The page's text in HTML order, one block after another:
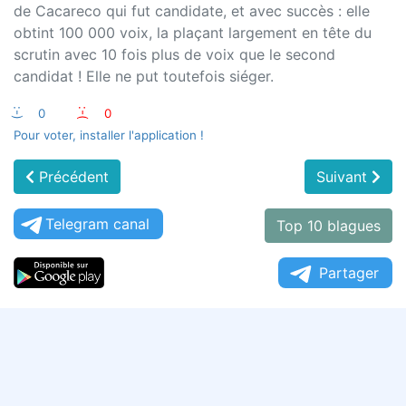
de Cacareco qui fut candidate, et avec succès : elle
obtint 100 000 voix, la plaçant largement en tête du
scrutin avec 10 fois plus de voix que le second
candidat ! Elle ne put toutefois siéger.
:-) 0 :-(
0
Pour voter, installer l'application !
Précédent Suivant
Telegram canal Top 10 blagues
Partager